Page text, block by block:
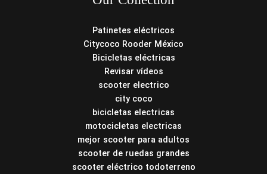
Patinetes eléctricos
Citycoco Rooder México
Bicicletas eléctricas
Revisar vídeos
scooter electrico
city coco
bicicletas electricas
motocicletas electricas
mejor scooter para adultos
scooter de ruedas grandes
scooter eléctrico todoterreno